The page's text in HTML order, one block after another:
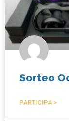
Sorteo
PARTICIPA >